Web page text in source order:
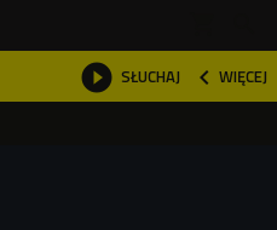
 SŁUCHAJ  WIĘCEJ
